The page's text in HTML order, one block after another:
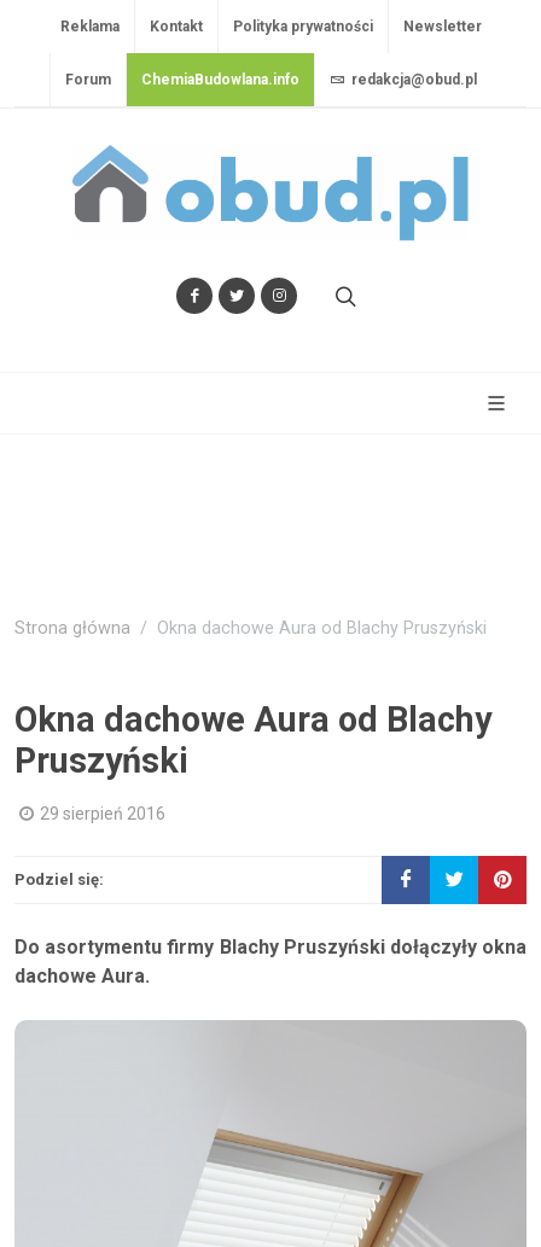
Reklama Kontakt Polityka prywatności Newsletter
Forum ChemiaBudowlana.info redakcja@obud.pl
Strona główna Okna dachowe Aura od Blachy Pruszyński
Okna dachowe Aura od Blachy
Pruszyński
29 sierpień 2016
Podziel się:
Do asortymentu firmy Blachy Pruszyński dołączyły okna
dachowe Aura.